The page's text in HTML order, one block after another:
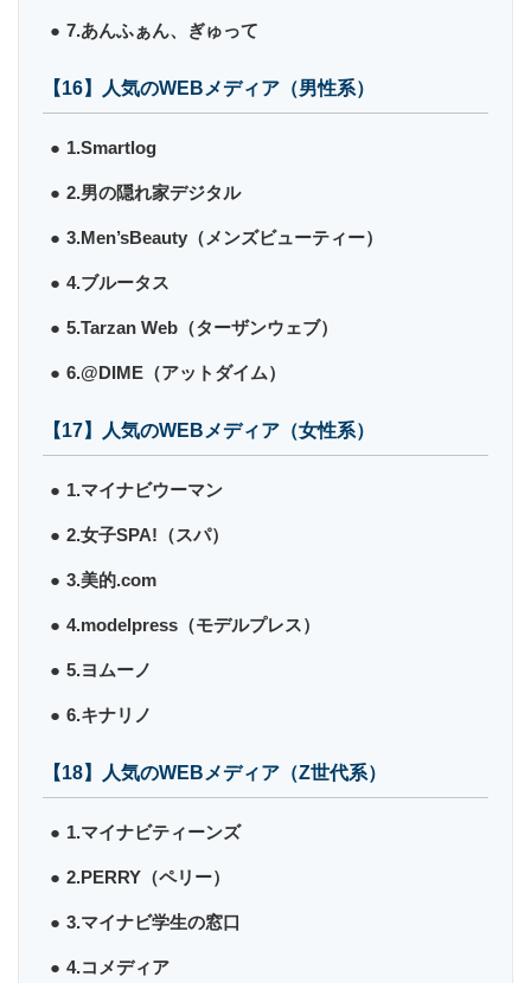
7.あんふぁん、ぎゅって
【16】人気のWEBメディア（男性系）
1.Smartlog
2.男の隠れ家デジタル
3.Men’sBeauty（メンズビューティー）
4.ブルータス
5.Tarzan Web（ターザンウェブ）
6.@DIME（アットダイム）
【17】人気のWEBメディア（女性系）
1.マイナビウーマン
2.女子SPA!（スパ）
3.美的.com
4.modelpress（モデルプレス）
5.ヨムーノ
6.キナリノ
【18】人気のWEBメディア（Z世代系）
1.マイナビティーンズ
2.PERRY（ペリー）
3.マイナビ学生の窓口
4.コメディア